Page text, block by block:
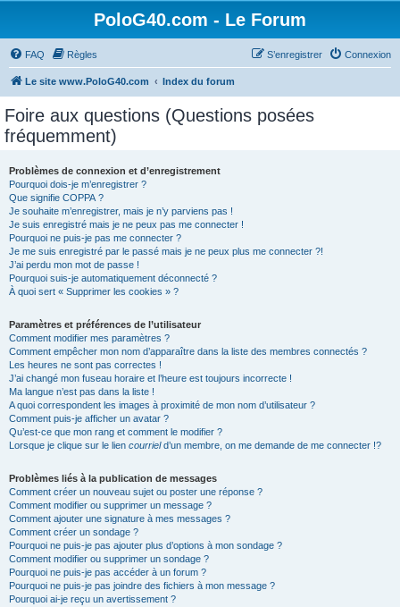
PoloG40.com - Le Forum
FAQ Règles Connexion
S’enregistrer
Le site www.PoloG40.com Index du forum
Foire aux questions (Questions posées
fréquemment)
Problèmes de connexion et d’enregistrement
Pourquoi dois-je m’enregistrer ?
Que signifie COPPA ?
Je souhaite m’enregistrer, mais je n’y parviens pas !
Je suis enregistré mais je ne peux pas me connecter !
Pourquoi ne puis-je pas me connecter ?
Je me suis enregistré par le passé mais je ne peux plus me connecter ?!
J’ai perdu mon mot de passe !
Pourquoi suis-je automatiquement déconnecté ?
À quoi sert « Supprimer les cookies » ?
Paramètres et préférences de l’utilisateur
Comment modifier mes paramètres ?
Comment empêcher mon nom d’apparaître dans la liste des membres connectés ?
Les heures ne sont pas correctes !
J’ai changé mon fuseau horaire et l’heure est toujours incorrecte !
Ma langue n’est pas dans la liste !
A quoi correspondent les images à proximité de mon nom d’utilisateur ?
Comment puis-je afficher un avatar ?
Qu’est-ce que mon rang et comment le modifier ?
Lorsque je clique sur le lien courrield’un membre, on me demande de me connecter !?
Problèmes liés à la publication de messages
Comment créer un nouveau sujet ou poster une réponse ?
Comment modifier ou supprimer un message ?
Comment ajouter une signature à mes messages ?
Comment créer un sondage ?
Pourquoi ne puis-je pas ajouter plus d’options à mon sondage ?
Comment modifier ou supprimer un sondage ?
Pourquoi ne puis-je pas accéder à un forum ?
Pourquoi ne puis-je pas joindre des fichiers à mon message ?
Pourquoi ai-je reçu un avertissement ?